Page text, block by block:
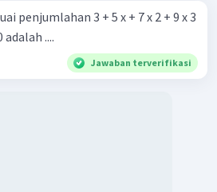
penjumlahan 3 + 5 x + 7 x 2 + 9 x 3
adalah ....
Jawaban terverifikasi